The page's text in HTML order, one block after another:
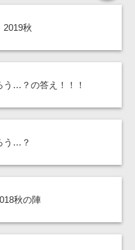
2019秋
う…？の答え！！！
う…？
秋の陣